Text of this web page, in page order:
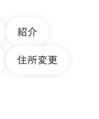
紹介
住所変更